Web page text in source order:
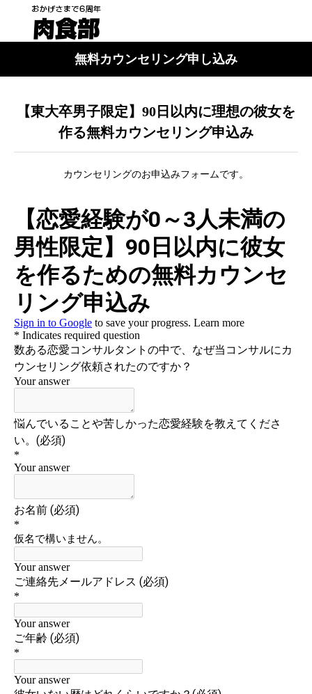
無料カウンセリング申し込み
【東大卒男子限定】90日以内に理想の彼女を
作る無料カウンセリング申込み
カウンセリングのお申込みフォームです。